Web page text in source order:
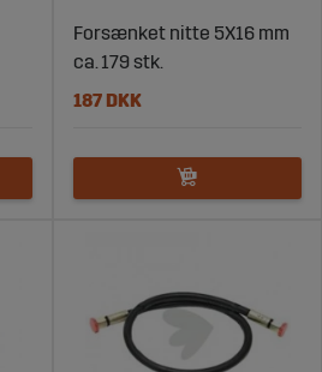
Forsænket nitte 5X16 mm
ca. 179 stk.
187 DKK